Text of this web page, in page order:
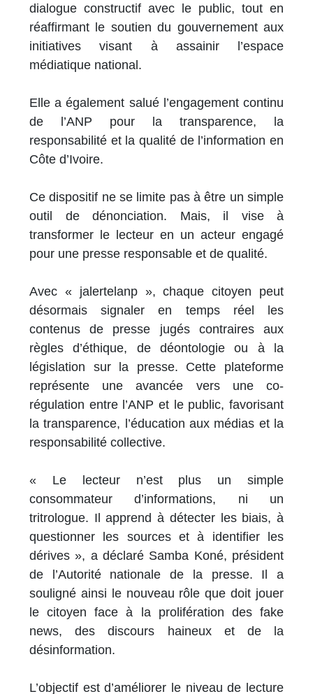
dialogue constructif avec le public, tout en
réaffirmant le soutien du gouvernement aux
initiatives visant à assainir l’espace
médiatique national.
Elle a également salué l’engagement continu
de l’ANP pour la transparence, la
responsabilité et la qualité de l’information en
Côte d’Ivoire.
Ce dispositif ne se limite pas à être un simple
outil de dénonciation. Mais, il vise à
transformer le lecteur en un acteur engagé
pour une presse responsable et de qualité.
Avec « jalertelanp », chaque citoyen peut
désormais signaler en temps réel les
contenus de presse jugés contraires aux
règles d’éthique, de déontologie ou à la
législation sur la presse. Cette plateforme
représente une avancée vers une co-
régulation entre l’ANP et le public, favorisant
la transparence, l’éducation aux médias et la
responsabilité collective.
« Le lecteur n’est plus un simple
consommateur d’informations, ni un
tritrologue. Il apprend à détecter les biais, à
questionner les sources et à identifier les
dérives », a déclaré Samba Koné, président
de l’Autorité nationale de la presse. Il a
souligné ainsi le nouveau rôle que doit jouer
le citoyen face à la prolifération des fake
news, des discours haineux et de la
désinformation.
L’objectif est d’améliorer le niveau de lecture